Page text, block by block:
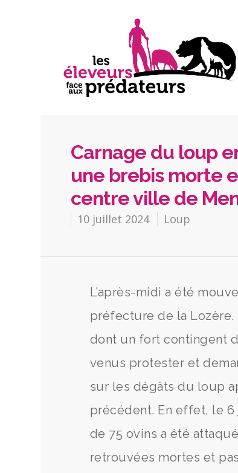
Carnage du loup
une brebis morte
centre ville de
10 juillet 2024 Loup
L’après-midi a été
préfecture de la
dont un fort contingent
venus protester et
sur les dégâts du loup
précédent. En effet, le
de 75 ovins a été
retrouvées mortes et